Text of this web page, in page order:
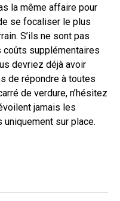
la même affaire pour
se focaliser le plus
S’ils ne sont pas
supplémentaires
devriez déjà avoir
de répondre à toutes
de verdure, n’hésitez
jamais les
sur place.